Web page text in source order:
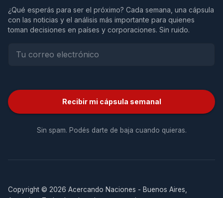
¿Qué esperás para ser el próximo? Cada semana, una cápsula
con las noticias y el análisis más importante para quienes
toman decisiones en países y corporaciones. Sin ruido.
Recibir mi cápsula semanal
Sin spam. Podés darte de baja cuando quieras.
Copyright © 2026 Acercando Naciones - Buenos Aires,